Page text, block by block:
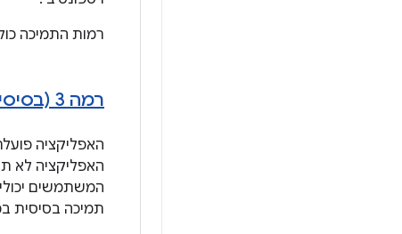
רמות התמיכה
רמה 3 (בסיסית) – מוכנות להצגת מודעות מותאמות
האפליקציה
המשתמשים
תמיכה בסיסית